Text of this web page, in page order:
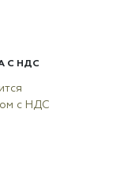
С НДС
с НДС